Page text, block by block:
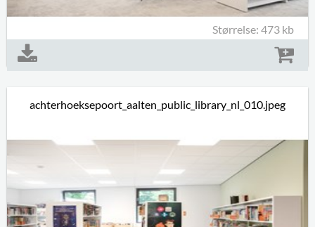
Størrelse: 473 kb
achterhoeksepoort_aalten_public_library_nl_010.jpeg